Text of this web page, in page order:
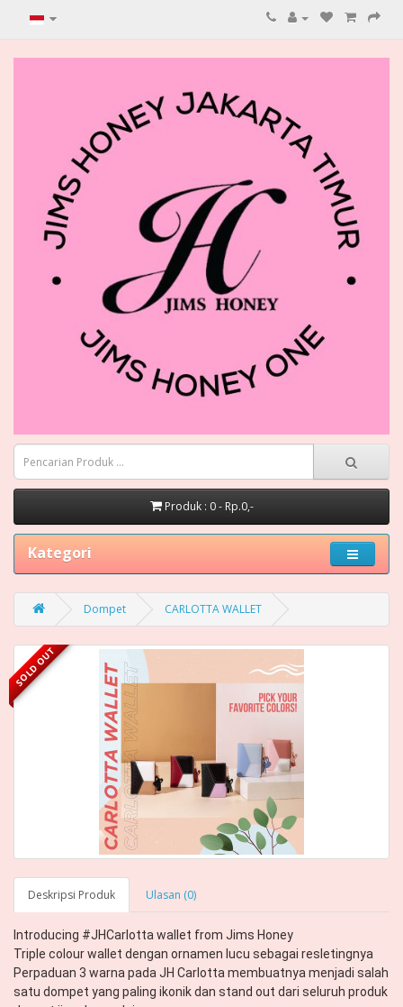
Produk : 0 - Rp.0,-
Kategori
Dompet CARLOTTA WALLET
SOLD OUT
Deskripsi Produk Ulasan (0)
Introducing #JHCarlotta wallet from Jims Honey
Triple colour wallet dengan ornamen lucu sebagai resletingnya
Perpaduan 3 warna pada JH Carlotta membuatnya menjadi salah
satu dompet yang paling ikonik dan stand out dari seluruh produk